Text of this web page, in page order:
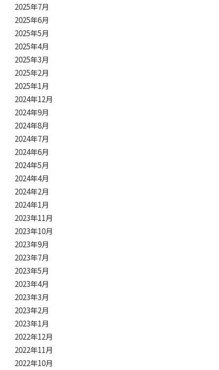
2025年7月
2025年6月
2025年5月
2025年4月
2025年3月
2025年2月
2025年1月
2024年12月
2024年9月
2024年8月
2024年7月
2024年6月
2024年5月
2024年4月
2024年2月
2024年1月
2023年11月
2023年10月
2023年9月
2023年7月
2023年5月
2023年4月
2023年3月
2023年2月
2023年1月
2022年12月
2022年11月
2022年10月